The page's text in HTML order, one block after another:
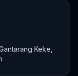
Keke,